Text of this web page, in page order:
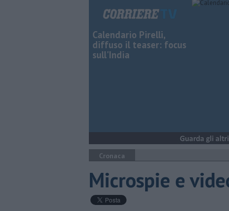
Calendario Pirelli,
diffuso il teaser: focus
sull'India
Cronaca
Microspie e